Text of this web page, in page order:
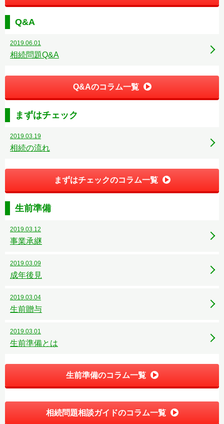
Q&A
2019.06.01
相続問題Q&A
Q&Aのコラム一覧
まずはチェック
2019.03.19
相続の流れ
まずはチェックのコラム一覧
生前準備
2019.03.12
事業承継
2019.03.09
成年後見
2019.03.04
生前贈与
2019.03.01
生前準備とは
生前準備のコラム一覧
相続問題相談ガイドのコラム一覧